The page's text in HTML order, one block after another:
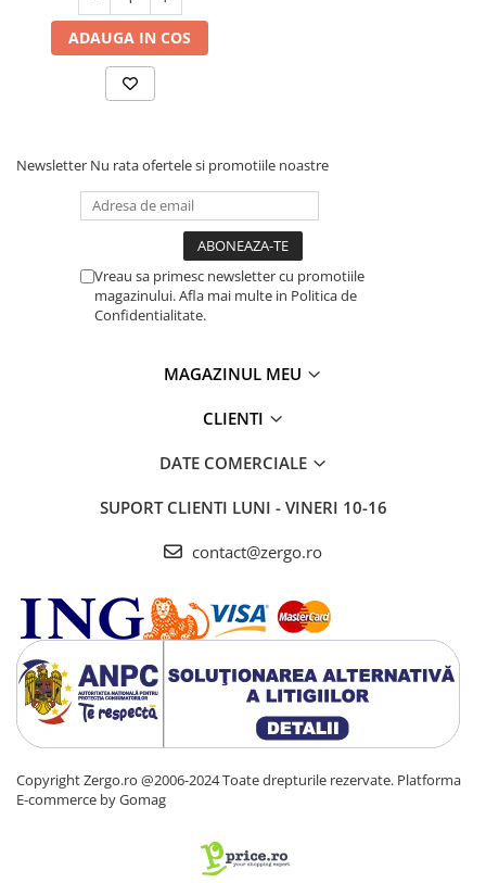
ADAUGA IN COS
Newsletter Nu rata ofertele si promotiile noastre
Vreau sa primesc newsletter cu promotiile
magazinului. Afla mai multe in Politica de
Confidentialitate.
MAGAZINUL MEU
CLIENTI
DATE COMERCIALE
SUPORT CLIENTI LUNI - VINERI 10-16
contact@zergo.ro
Copyright Zergo.ro @2006-2024 Toate drepturile rezervate. Platforma
E-commerce by Gomag